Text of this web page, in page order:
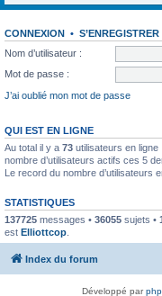
CONNEXION • S’ENREGISTRER
Nom d’utilisateur :
Mot de passe :
J’ai oublié mon mot de passe
QUI EST EN LIGNE
Au total il y a 73 utilisateurs en ligne
nombre d’utilisateurs actifs ces 5
Le record du nombre d’utilisateurs
STATISTIQUES
137725 messages • 36055 sujets •
est Elliottcop
Index du forum
Développé par